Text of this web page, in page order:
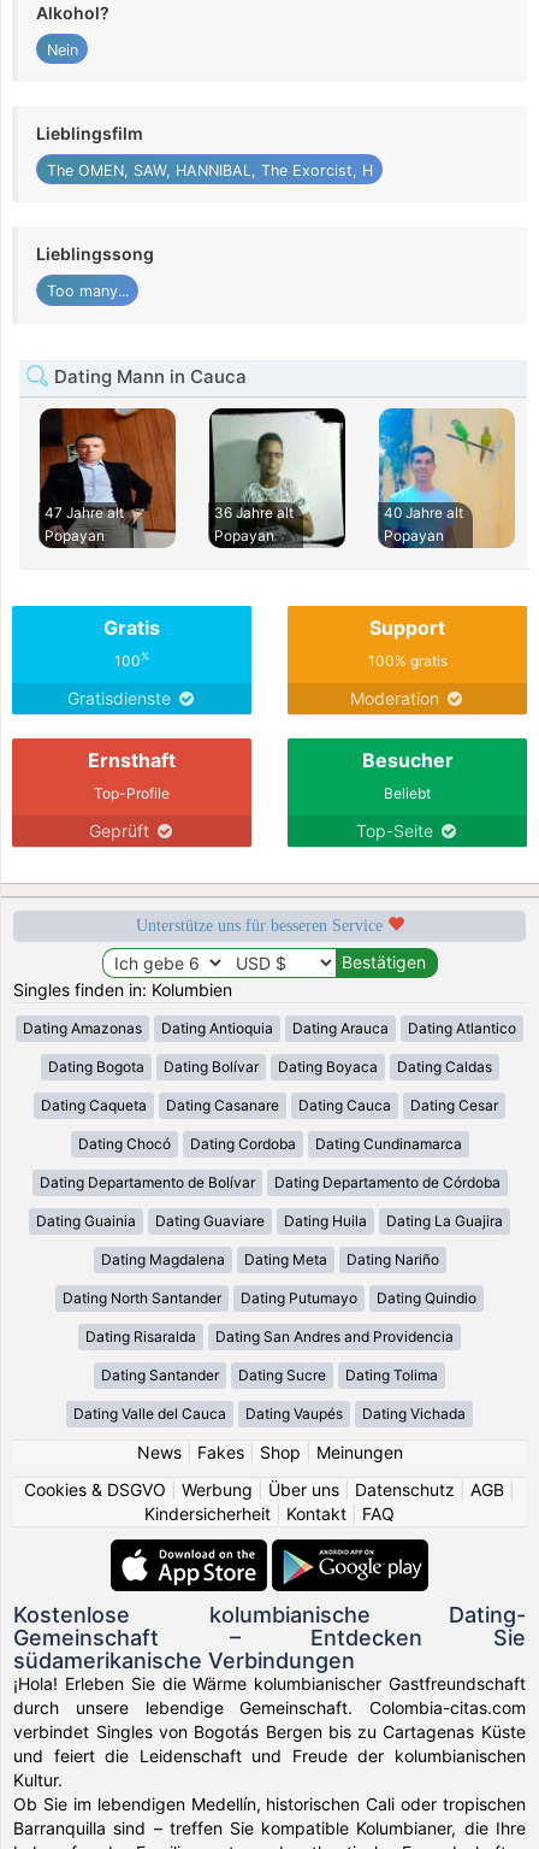
Alkohol?
Nein
Lieblingsfilm
The OMEN, SAW, HANNIBAL, The Exorcist, H
Lieblingssong
Too many...
Dating Mann in Cauca
47 Jahre alt
Popayan
36 Jahre alt
Popayan
40 Jahre alt
Popayan
Gratis
100%
Gratisdienste
Support
100% gratis
Moderation
Ernsthaft
Top-Profile
Geprüft
Besucher
Beliebt
Top-Seite
Unterstütze uns für besseren Service
Singles finden in: Kolumbien
Dating Amazonas Dating Antioquia Dating Arauca Dating Atlantico
Dating Bogota Dating Bolívar Dating Boyaca Dating Caldas
Dating Caqueta Dating Casanare Dating Cauca Dating Cesar
Dating Chocó Dating Cordoba Dating Cundinamarca
Dating Departamento de Bolívar Dating Departamento de Córdoba
Dating Guainia Dating Guaviare Dating Huila Dating La Guajira
Dating Magdalena Dating Meta Dating Nariño
Dating North Santander Dating Putumayo Dating Quindio
Dating Risaralda Dating San Andres and Providencia
Dating Santander Dating Sucre Dating Tolima
Dating Valle del Cauca Dating Vaupés Dating Vichada
News| Fakes| Shop
Meinungen
Cookies & DSGVO
Werbung Über uns Datenschutz AGB
Kindersicherheit
Kontakt FAQ
Kostenlose kolumbianische Dating-
Gemeinschaft – Entdecken Sie
südamerikanische Verbindungen
¡Hola! Erleben Sie die Wärme kolumbianischer Gastfreundschaft
durch unsere lebendige Gemeinschaft. Colombia-citas.com
verbindet Singles von Bogotás Bergen bis zu Cartagenas Küste
und feiert die Leidenschaft und Freude der kolumbianischen
Kultur.
Ob Sie im lebendigen Medellín, historischen Cali oder tropischen
Barranquilla sind – treffen Sie kompatible Kolumbianer, die Ihre